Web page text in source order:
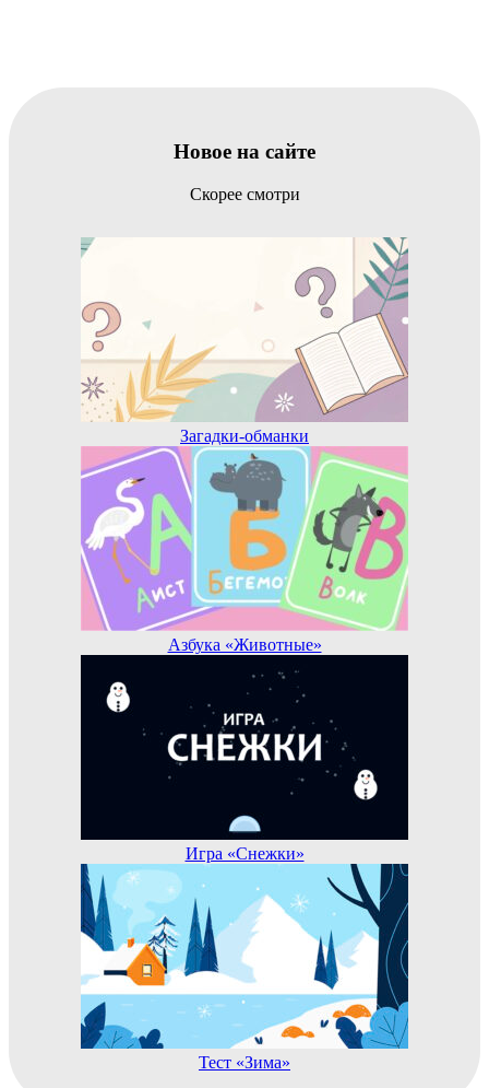
Новое на сайте
Скорее смотри
Загадки-обманки
Азбука «Животные»
Игра «Снежки»
Тест «Зима»